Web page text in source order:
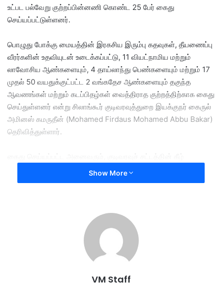
உட்பட பல்வேறு குற்றப்பின்னணி கொண்ட 25 பேர் கைது
செய்யப்பட்டுள்ளனர்.
பொழுது போக்கு மையத்தின் இரகசிய இரும்பு கதவுகள், தீயணைப்பு
வீரர்களின் உதவியுடன் உடைக்கப்பட்டு, 11 வியட்நாமிய மற்றும்
லாவோசிய ஆண்களையும், 4 தாய்லாந்து பெண்களையும் மற்றும் 17
முதல் 50 வயதுக்குட்பட்ட 2 வங்கதேச ஆண்களையும் தகுந்த
ஆவணங்கள் மற்றும் கடப்பிதழ்கள் வைத்திராத குற்றத்திற்காக கைது
செய்துள்ளனர் என்று சிலாங்கூர் குடிவரவுத்துறை இயக்குநர் கைருல்
அமினஸ் கமருதீன் (Mohamed Firdaus Mohamed Abbu Bakar)
தெரிவித்துள்ளார்.
விசாரிக்கப்பட்டு வருவதுடன், வெளிநாட்டினரின் சட்டவிரோத
நடவடிக்கைகளைத் தடுப்பதற்காக குடிவரவுத்துறை தொடர்ந்து
arrested
illegal immigrants
puchong
Show More
VM Staff